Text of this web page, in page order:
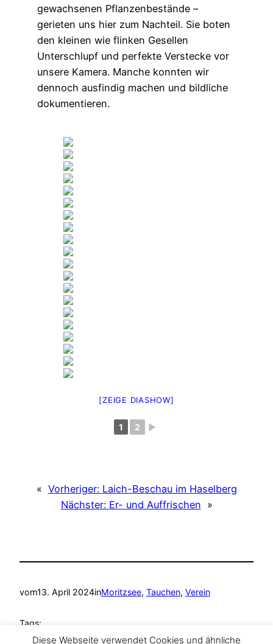
gewachsenen Pflanzenbestände –
gerieten uns hier zum Nachteil. Sie boten
den kleinen wie flinken Gesellen
Unterschlupf und perfekte Verstecke vor
unsere Kamera. Manche konnten wir
dennoch ausfindig machen und bildliche
dokumentieren.
[ZEIGE DIASHOW]
1 2 ►
« Vorheriger: Laich-Beschau im Haselberg
Nächster: Er- und Auffrischen »
vom13. April 2024inMoritzsee, Tauchen, Verein
Tags:
Diese Webseite verwendet Cookies und ähnliche